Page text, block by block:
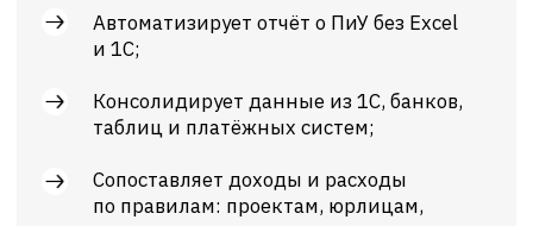
Попробовать бесплатно